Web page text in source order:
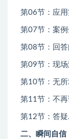
第06节：应
第07节：案
第08节：回
第09节：现
第10节：无
第11节：不
第12节：答
二、瞬间自信